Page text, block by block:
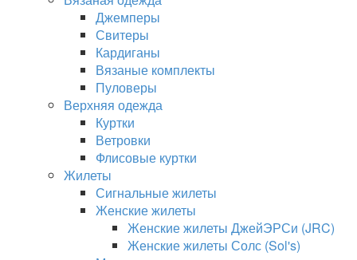
Джемперы
Свитеры
Кардиганы
Вязаные комплекты
Пуловеры
Верхняя одежда
Куртки
Ветровки
Флисовые куртки
Жилеты
Сигнальные жилеты
Женские жилеты
Женские жилеты ДжейЭРСи (JRC)
Женские жилеты Солс (Sol's)